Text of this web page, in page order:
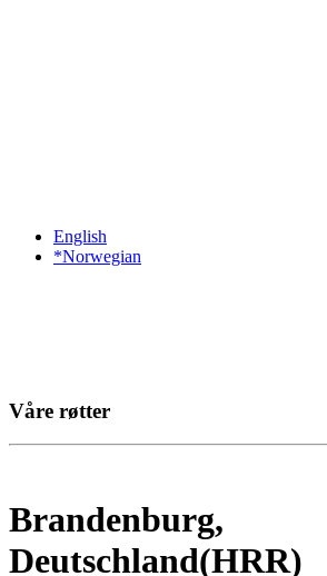
English
*Norwegian
Våre røtter
Brandenburg,
Deutschland(HRR)